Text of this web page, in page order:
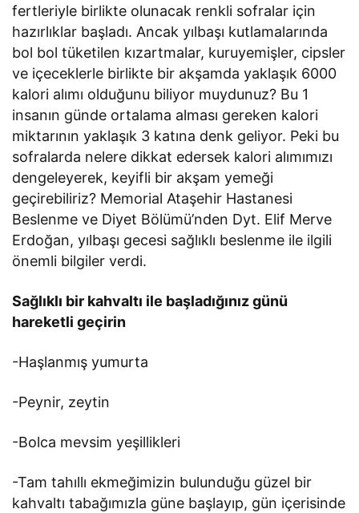
fertleriyle birlikte olunacak renkli sofralar için
hazırlıklar başladı. Ancak yılbaşı kutlamalarında
bol bol tüketilen kızartmalar, kuruyemişler, cipsler
ve içeceklerle birlikte bir akşamda yaklaşık 6000
kalori alımı olduğunu biliyor muydunuz? Bu 1
insanın günde ortalama alması gereken kalori
miktarının yaklaşık 3 katına denk geliyor. Peki bu
sofralarda nelere dikkat edersek kalori alımımızı
dengeleyerek, keyifli bir akşam yemeği
geçirebiliriz? Memorial Ataşehir Hastanesi
Beslenme ve Diyet Bölümü’nden Dyt. Elif Merve
Erdoğan, yılbaşı gecesi sağlıklı beslenme ile ilgili
önemli bilgiler verdi.
Sağlıklı bir kahvaltı ile başladığınız günü
hareketli geçirin
-Haşlanmış yumurta
-Peynir, zeytin
-Bolca mevsim yeşillikleri
-Tam tahıllı ekmeğimizin bulunduğu güzel bir
kahvaltı tabağımızla güne başlayıp, gün içerisinde